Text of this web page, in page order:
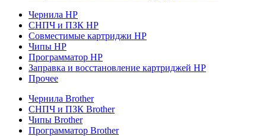
Чернила HP
СНПЧ и ПЗК HP
Совместимые картриджи HP
Чипы HP
Программатор HP
Заправка и восстановление картриджей HP
Прочее
Чернила Brother
СНПЧ и ПЗК Brother
Чипы Brother
Программатор Brother